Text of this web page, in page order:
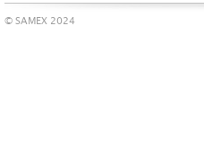
© SAMEX 2024